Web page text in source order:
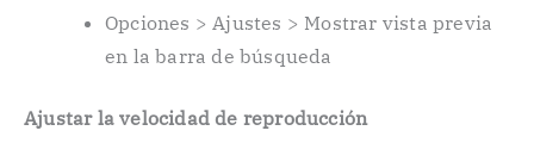
Opciones > Ajustes > Mostrar vista previa
en la barra de búsqueda
Ajustar la velocidad de reproducción